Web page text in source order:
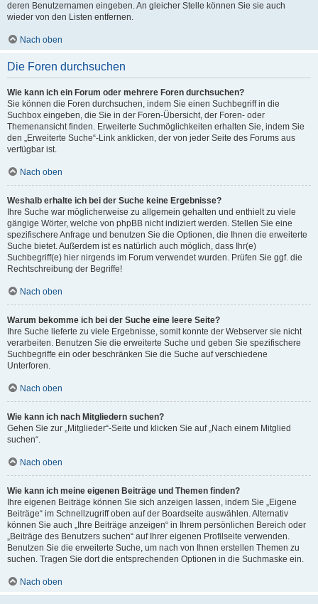
deren Benutzernamen eingeben. An gleicher Stelle können Sie sie auch
wieder von den Listen entfernen.
Nach oben
Die Foren durchsuchen
Wie kann ich ein Forum oder mehrere Foren durchsuchen?
Sie können die Foren durchsuchen, indem Sie einen Suchbegriff in die
Suchbox eingeben, die Sie in der Foren-Übersicht, der Foren- oder
Themenansicht finden. Erweiterte Suchmöglichkeiten erhalten Sie, indem Sie
den „Erweiterte Suche“-Link anklicken, der von jeder Seite des Forums aus
verfügbar ist.
Nach oben
Weshalb erhalte ich bei der Suche keine Ergebnisse?
Ihre Suche war möglicherweise zu allgemein gehalten und enthielt zu viele
gängige Wörter, welche von phpBB nicht indiziert werden. Stellen Sie eine
spezifischere Anfrage und benutzen Sie die Optionen, die Ihnen die erweiterte
Suche bietet. Außerdem ist es natürlich auch möglich, dass Ihr(e)
Suchbegriff(e) hier nirgends im Forum verwendet wurden. Prüfen Sie ggf. die
Rechtschreibung der Begriffe!
Nach oben
Warum bekomme ich bei der Suche eine leere Seite?
Ihre Suche lieferte zu viele Ergebnisse, somit konnte der Webserver sie nicht
verarbeiten. Benutzen Sie die erweiterte Suche und geben Sie spezifischere
Suchbegriffe ein oder beschränken Sie die Suche auf verschiedene
Unterforen.
Nach oben
Wie kann ich nach Mitgliedern suchen?
Gehen Sie zur „Mitglieder“-Seite und klicken Sie auf „Nach einem Mitglied
suchen“.
Nach oben
Wie kann ich meine eigenen Beiträge und Themen finden?
Ihre eigenen Beiträge können Sie sich anzeigen lassen, indem Sie „Eigene
Beiträge“ im Schnellzugriff oben auf der Boardseite auswählen. Alternativ
können Sie auch „Ihre Beiträge anzeigen“ in Ihrem persönlichen Bereich oder
„Beiträge des Benutzers suchen“ auf Ihrer eigenen Profilseite verwenden.
Benutzen Sie die erweiterte Suche, um nach von Ihnen erstellen Themen zu
suchen. Tragen Sie dort die entsprechenden Optionen in die Suchmaske ein.
Nach oben